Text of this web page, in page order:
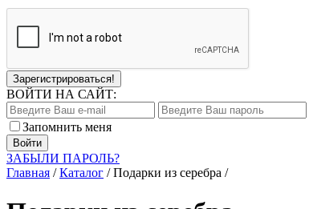
Зарегистрироваться!
ВОЙТИ НА САЙТ:
Запомнить меня
ЗАБЫЛИ ПАРОЛЬ?
Главная /Каталог /Подарки из серебра /